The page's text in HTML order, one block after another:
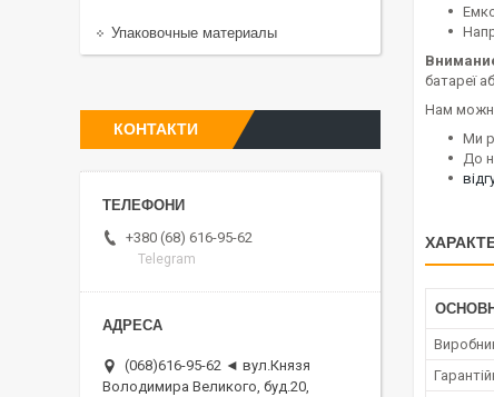
батареї
Нам
Ми
До
ОСНОВНІ
Упаковочные материалы
КОНТАКТИ
+380 (68) 616-95-62
Telegram
(068)616-95-62 ◄ вул.Князя
Володимира Великого, буд.20,